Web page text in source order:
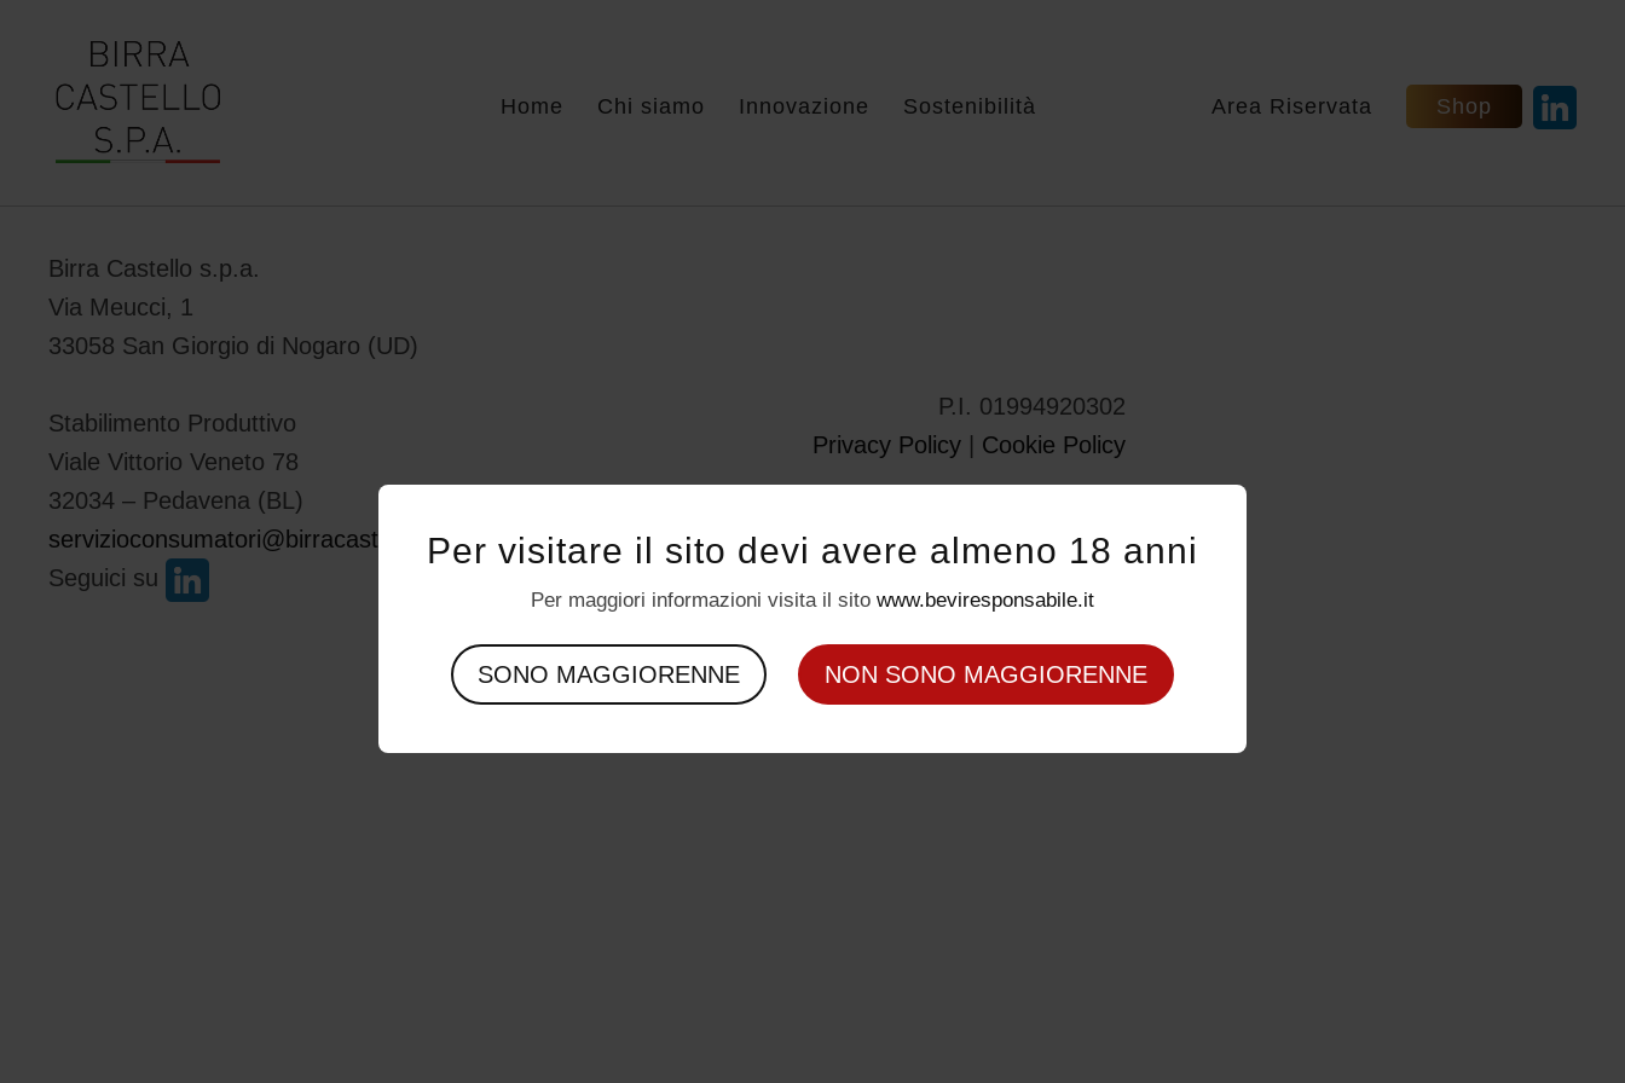
Home Chi siamo Innovazione Sostenibilità Area Riservata Shop
Birra Castello s.p.a.
Via Meucci, 1
33058 San Giorgio di Nogaro (UD)
Stabilimento Produttivo
Viale Vittorio Veneto 78
32034 – Pedavena (BL)
servizioconsumatori@birracastello.it
Seguici su
P.I. 01994920302
Privacy Policy
Cookie Policy
Per visitare il sito devi avere almeno 18 anni
Per maggiori informazioni visita il sito www.beviresponsabile.it
SONO MAGGIORENNE NON SONO MAGGIORENNE